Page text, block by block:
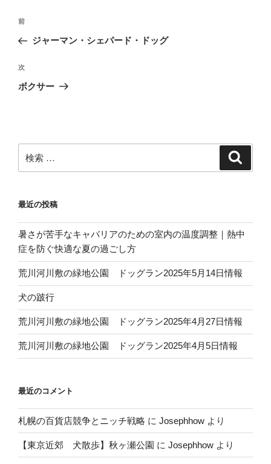
投
ナ
ビ
ゲ
ン
過
去
投
稿
前
ジャーマン・シェパード・ドッグ
次
の
次
ボクサー
索:
最近の投稿
暑さが苦手なキャバリアのための室内の温度調整｜熱中
症を防ぐ快適な夏の過ごし方
荒川河川敷の緑地公園 ドッグラン2025年5月14日情報
犬の跛行
荒川河川敷の緑地公園 ドッグラン2025年4月27日情報
荒川河川敷の緑地公園 ドッグラン2025年4月5日情報
最近のコメント
札幌の百貨店競争とニッチ戦略 に Josephhow より
【東京近郊 犬散歩】秋ヶ瀬公園 に Josephhow より